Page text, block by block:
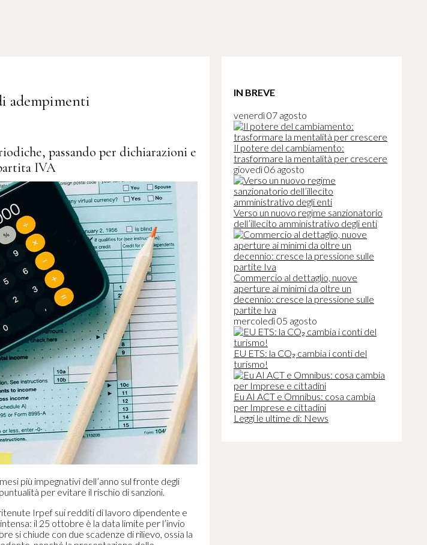
adempimenti
passando per dichiarazioni e
IVA
più impegnativi dell’anno sul fronte degli
per evitare il rischio di sanzioni.
Irpef sui redditi di lavoro dipendente e
il 25 ottobre è la data limite per l’invio
si chiude con due scadenze di rilievo, ossia la
IN BREVE
venerdì 07 agosto
Il potere del cambiamento:
trasformare la mentalità per crescere
giovedì 06 agosto
Verso un nuovo regime sanzionatorio
dell’illecito amministrativo degli enti
Commercio al dettaglio, nuove
aperture ai minimi da oltre un
decennio: cresce la pressione sulle
partite Iva
mercoledì 05 agosto
EU ETS: la CO₂ cambia i conti del
turismo!
Eu AI ACT e Omnibus: cosa cambia
per Imprese e cittadini
Leggi le ultime di: News